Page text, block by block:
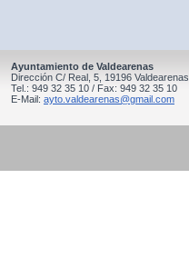
Ayuntamiento de Valdearenas
Dirección C/ Real, 5, 19196 Valdearenas
Tel.: 949 32 35 10 / Fax: 949 32 35 10
E-Mail: ayto.valdearenas@gmail.com